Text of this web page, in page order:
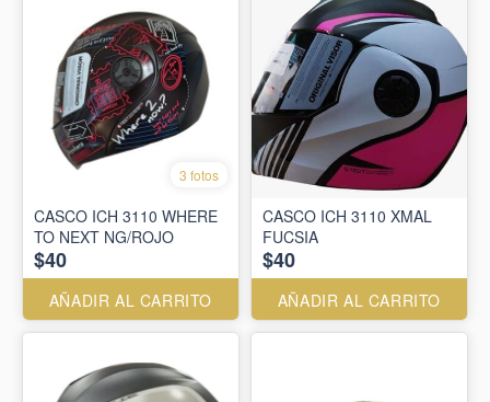
3 fotos
CASCO ICH 3110 WHERE
TO NEXT NG/ROJO
$40
AÑADIR AL CARRITO
CASCO ICH 3110 XMAL
FUCSIA
$40
AÑADIR AL CARRITO